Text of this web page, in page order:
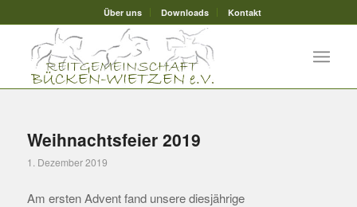
Über uns Downloads Kontakt
Weihnachtsfeier 2019
1. Dezember 2019
Am ersten Advent fand unsere diesjährige